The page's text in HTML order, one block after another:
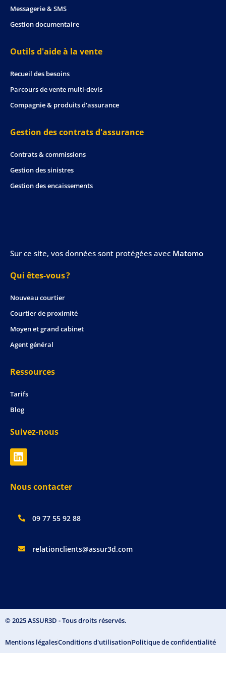
Messagerie & SMS
Gestion documentaire
Outils d'aide à la vente
Recueil des besoins
Parcours de vente multi-devis
Compagnie & produits d'assurance
Gestion des contrats d'assurance
Contrats & commissions
Gestion des sinistres
Gestion des encaissements
Sur ce site, vos données sont protégées avec Matomo
Qui êtes-vous ?
Nouveau courtier
Courtier de proximité
Moyen et grand cabinet
Agent général
Ressources
Tarifs
Blog
Suivez-nous
Nous contacter
09 77 55 92 88
relationclients@assur3d.com​
© 2025 ASSUR3D - Tous droits réservés.
Mentions légalesConditions d'utilisationPolitique de confidentialité